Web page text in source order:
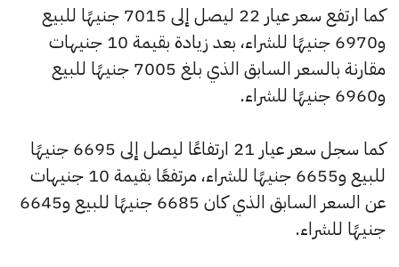
كما ارتفع سعر عيار 22 ليصل إلى 7015 جنيهًا للبيع
و6970 جنيهًا للشراء، بعد زيادة بقيمة 10 جنيهات
مقارنة بالسعر السابق الذي بلغ 7005 جنيهًا للبيع
و6960 جنيهًا للشراء.
كما سجل سعر عيار 21 ارتفاعًا ليصل إلى 6695 جنيهًا
للبيع و6655 جنيهًا للشراء، مرتفعًا بقيمة 10 جنيهات
عن السعر السابق الذي كان 6685 جنيهًا للبيع و6645
جنيهًا للشراء.